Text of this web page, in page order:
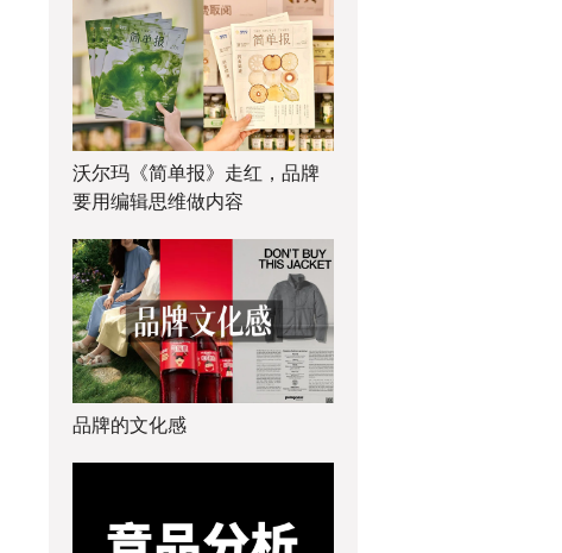
沃尔玛《简单报》走红，品牌
要用编辑思维做内容
品牌的文化感